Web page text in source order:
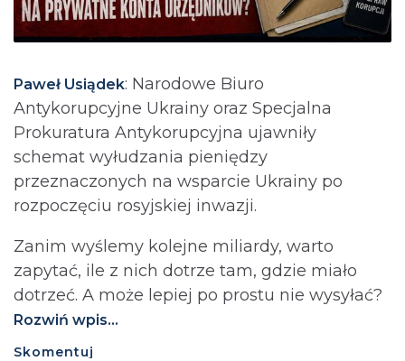
Paweł Usiądek: Narodowe Biuro
Antykorupcyjne Ukrainy oraz Specjalna
Prokuratura Antykorupcyjna ujawniły
schemat wyłudzania pieniędzy
przeznaczonych na wsparcie Ukrainy po
rozpoczęciu rosyjskiej inwazji.
Zanim wyślemy kolejne miliardy, warto
zapytać, ile z nich dotrze tam, gdzie miało
dotrzeć. A może lepiej po prostu nie wysyłać?⁩
Rozwiń wpis...
Skomentuj